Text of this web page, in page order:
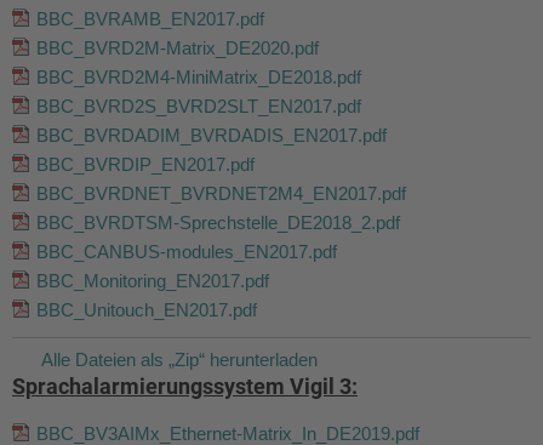
BBC_BVRAMB_EN2017.pdf
BBC_BVRD2M-Matrix_DE2020.pdf
BBC_BVRD2M4-MiniMatrix_DE2018.pdf
BBC_BVRD2S_BVRD2SLT_EN2017.pdf
BBC_BVRDADIM_BVRDADIS_EN2017.pdf
BBC_BVRDIP_EN2017.pdf
BBC_BVRDNET_BVRDNET2M4_EN2017.pdf
BBC_BVRDTSM-Sprechstelle_DE2018_2.pdf
BBC_CANBUS-modules_EN2017.pdf
BBC_Monitoring_EN2017.pdf
BBC_Unitouch_EN2017.pdf
Alle Dateien als „Zip“ herunterladen
Sprachalarmierungssystem Vigil 3:
BBC_BV3AIMx_Ethernet-Matrix_In_DE2019.pdf